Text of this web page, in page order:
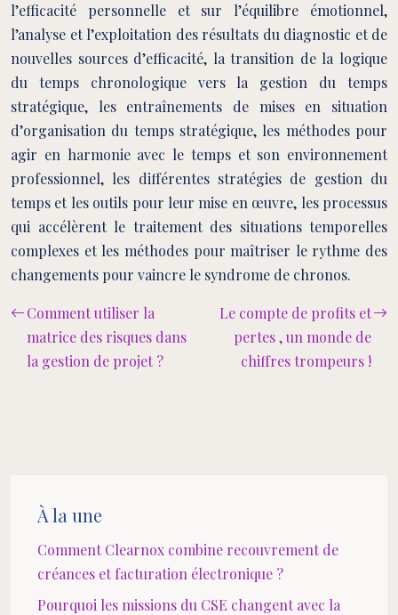
l’efficacité personnelle et sur l’équilibre émotionnel,
l’analyse et l’exploitation des résultats du diagnostic et de
nouvelles sources d’efficacité, la transition de la logique
du temps chronologique vers la gestion du temps
stratégique, les entraînements de mises en situation
d’organisation du temps stratégique, les méthodes pour
agir en harmonie avec le temps et son environnement
professionnel, les différentes stratégies de gestion du
temps et les outils pour leur mise en œuvre, les processus
qui accélèrent le traitement des situations temporelles
complexes et les méthodes pour maîtriser le rythme des
changements pour vaincre le syndrome de chronos.
Comment utiliser la
matrice des risques dans
la gestion de projet ?
Le compte de profits et
pertes , un monde de
chiffres trompeurs !
À la une
Comment Clearnox combine recouvrement de
créances et facturation électronique ?
Pourquoi les missions du CSE changent avec la